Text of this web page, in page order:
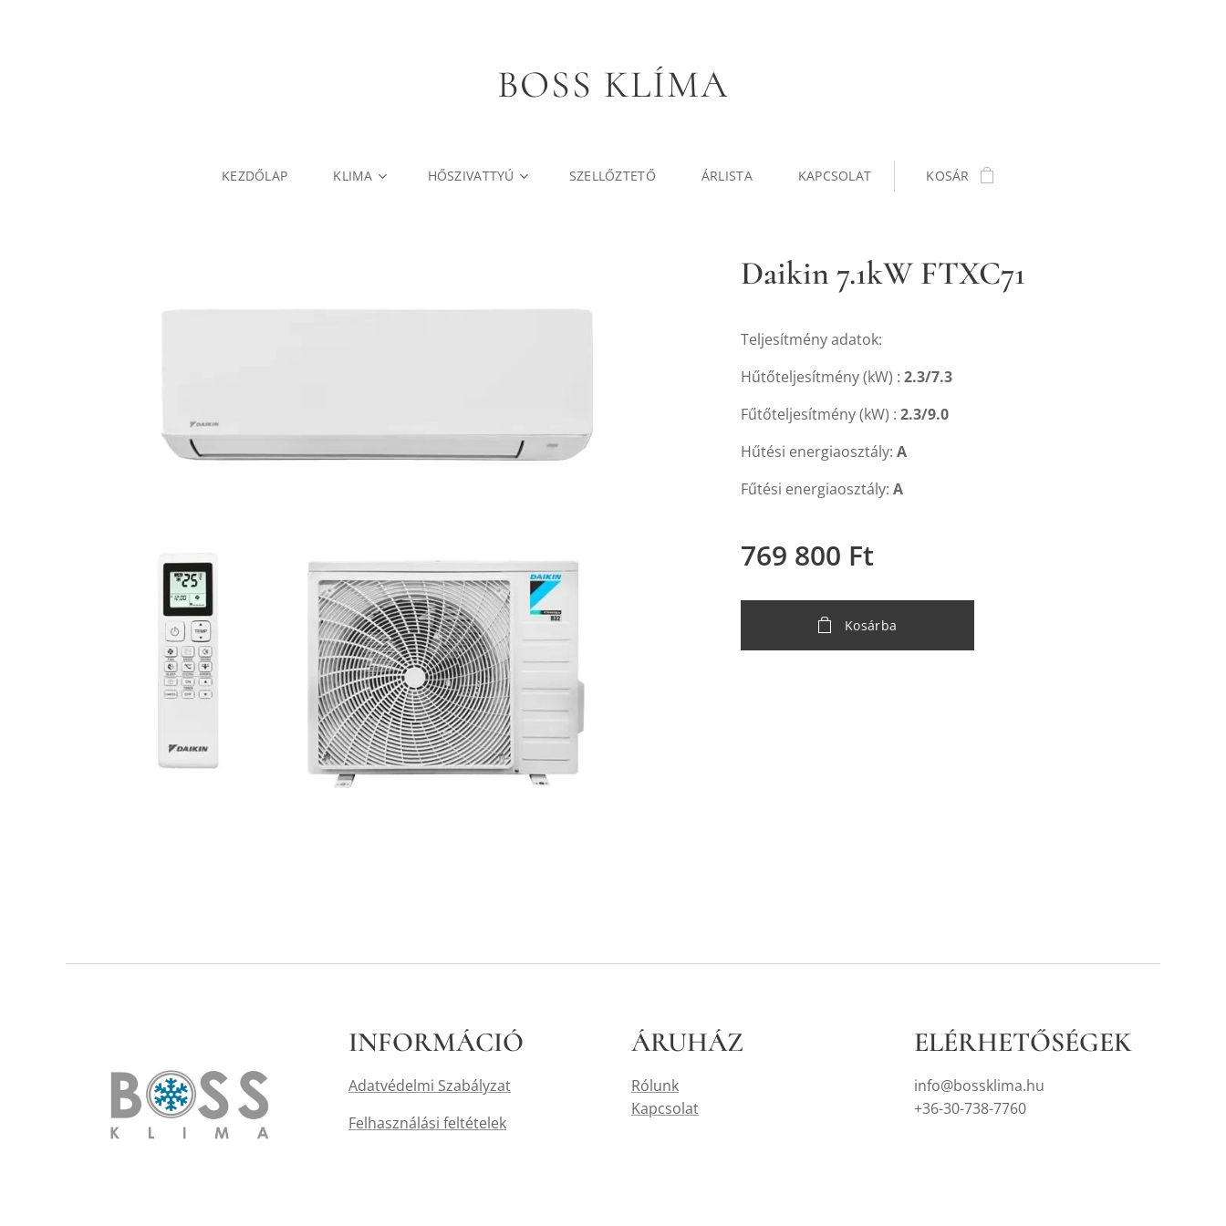
BOSS KLÍMA
KEZDŐLAP KLIMA HŐSZIVATTYÚ SZELLŐZTETŐ ÁRLISTA KAPCSOLAT KOSÁR
Daikin 7.1kW FTXC71
Teljesítmény adatok:
Hűtőteljesítmény (kW) : 2.3/7.3
Fűtőteljesítmény (kW) : 2.3/9.0
Hűtési energiaosztály: A
Fűtési energiaosztály: A
769 800 Ft
Kosárba
INFORMÁCIÓ
Adatvédelmi Szabályzat
Felhasználási feltételek
ÁRUHÁZ
Rólunk
Kapcsolat
ELÉRHETŐSÉGEK
info@bossklima.hu
+36-30-738-7760